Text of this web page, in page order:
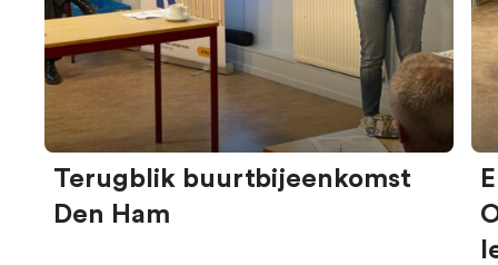
Terugblik buurtbijeenkomst
Den Ham